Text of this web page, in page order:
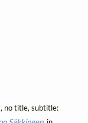
title, subtitle: